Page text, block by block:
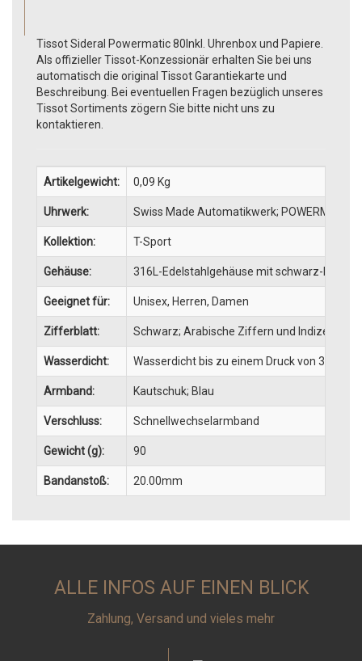
Tissot Sideral Powermatic 80Inkl. Uhrenbox und Papiere.
Als offizieller Tissot-Konzessionär erhalten Sie bei uns
automatisch die original Tissot Garantiekarte und
Beschreibung. Bei eventuellen Fragen bezüglich unseres
Tissot Sortiments zögern Sie bitte nicht uns zu
kontaktieren.
Artikelgewicht: 0,09 Kg
Uhrwerk: Swiss Made Automatikwerk;
Kollektion: T-Sport
Gehäuse: 316L-Edelstahlgehäuse mit schwarz-blau
Geeignet für: Unisex, Herren, Damen
Zifferblatt: Schwarz; Arabische Ziffern und Indizes
Wasserdicht: Wasserdicht bis zu einem Druck von 30 bar
Armband: Kautschuk; Blau
Verschluss: Schnellwechselarmband
Gewicht (g): 90
Bandanstoß: 20.00mm
ALLE INFOS AUF EINEN BLICK
Zahlung, Versand und vieles mehr